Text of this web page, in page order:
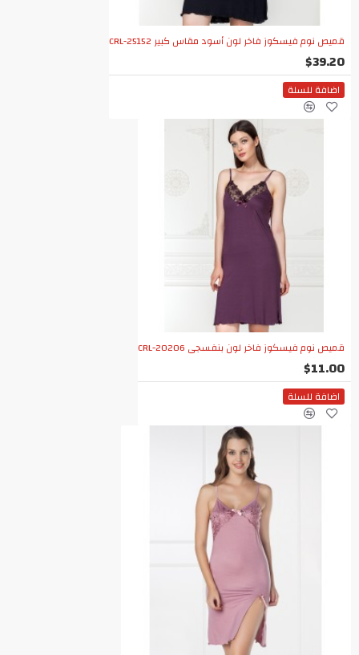
قميص نوم فيسكوز فاخر لون أسود مقاس كبير CRL-25152
$39.20
اضافة للسلة
قميص نوم فيسكوز فاخر لون بنفسجي CRL-20206
$11.00
اضافة للسلة